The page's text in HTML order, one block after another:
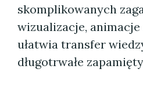
skomplikowanych
wizualizacje,
ułatwia transfer
długotrwałe